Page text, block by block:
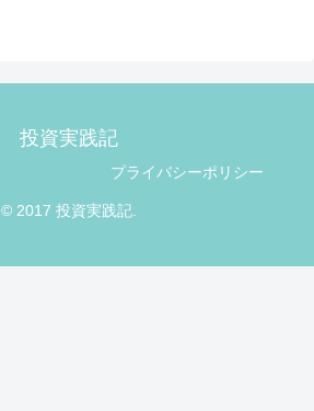
投資実践記
プライバシーポリシー
© 2017 投資実践記.